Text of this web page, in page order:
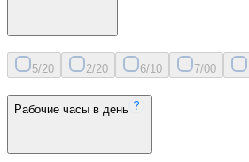
5/20 2/20 6/10 7/00
Рабочие часы в день